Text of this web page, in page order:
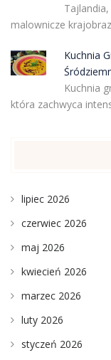
malownicze
Kuchnia
Kuchnia
która zachwyca
lipiec 2026
czerwiec 2026
maj 2026
kwiecień 2026
marzec 2026
luty 2026
styczeń 2026